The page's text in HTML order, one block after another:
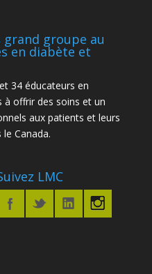
grand groupe au
en diabète et
34 éducateurs en
à offrir des soins et un
aux patients et leurs
Canada.
LMC